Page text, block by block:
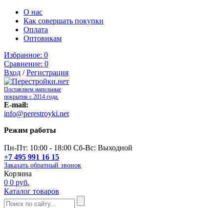
О нас
Как совершать покупки
Оплата
Оптовикам
Избранное: 0
Сравнение: 0
Вход /Регистрация
Поставляем напольные
покрытия с 2014 года.
E-mail:
info@perestroyki.net
Режим работы
Пн-Пт: 10:00 - 18:00 Сб-Вс: Выходной
+7 495 991 16 15
Заказать обратный звонок
Корзина
0 0 руб.
Каталог товаров